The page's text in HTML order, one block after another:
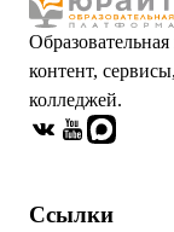
контент,
колледжей.
Ссылки